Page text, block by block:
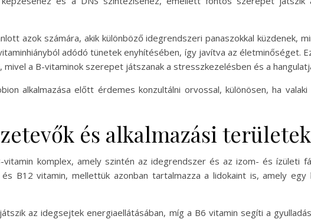
azok számára, akik különböző idegrendszeri panaszokkal küzdenek,
adódó tünetek enyhítésében, így javítva az életminőséget.
a B-vitaminok szerepet játszanak a stresszkezelésben és a
alkalmazása előtt érdemes konzultálni orvossal, különösen, ha
és alkalmazási területek
komplex, amely szintén az idegrendszer és az izom- és ízületi
B12 vitamin, mellettük azonban tartalmazza a lidokaint is, amely
az idegsejtek energiaellátásában, míg a B6 vitamin segíti a